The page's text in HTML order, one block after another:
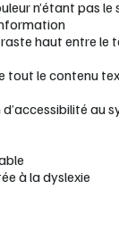
n’étant pas le
haut entre le
tout le contenu
au
à la dyslexie